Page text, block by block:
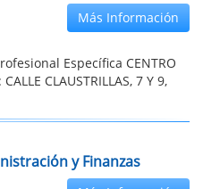
Más Información
Específica CENTRO
CLAUSTRILLAS, 7 Y 9,
y Finanzas